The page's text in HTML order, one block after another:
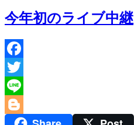
有
今年初のライブ中継
Facebook
Twitter
Line